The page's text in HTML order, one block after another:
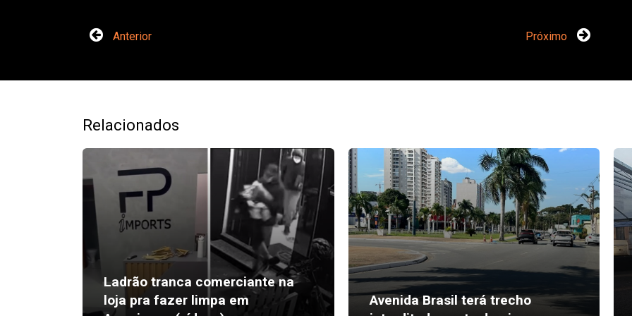
Anterior Próximo
Relacionados
Ladrão tranca comerciante na
loja pra fazer limpa em
Avenida Brasil terá trecho